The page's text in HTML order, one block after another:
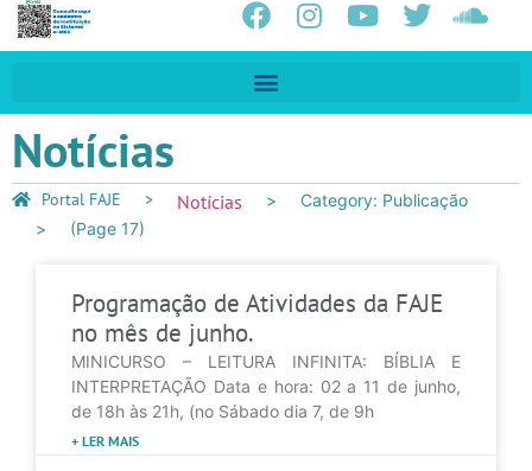
Notícias
Portal FAJE Notícias
Category: Publicação
(Page 17)
Programação de Atividades da FAJE
no mês de junho.
MINICURSO – LEITURA INFINITA: BÍBLIA E
INTERPRETAÇÃO Data e hora: 02 a 11 de junho,
de 18h às 21h, (no Sábado dia 7, de 9h
+ LER MAIS